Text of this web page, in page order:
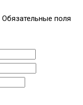
Обязательные поля